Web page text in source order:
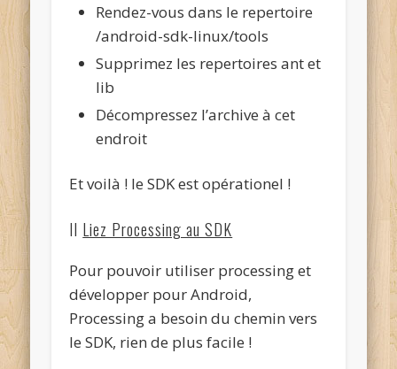
Rendez-vous dans le repertoire
/android-sdk-linux/tools
Supprimez les repertoires ant et
lib
Décompressez l’archive à cet
endroit
Et voilà ! le SDK est opérationel !
II Liez Processing au SDK
Pour pouvoir utiliser processing et
développer pour Android,
Processing a besoin du chemin vers
le SDK, rien de plus facile !